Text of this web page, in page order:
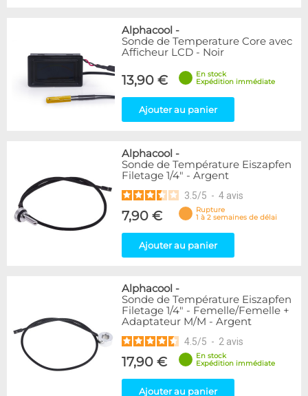
Alphacool -
Sonde de Temperature Core avec
Afficheur LCD - Noir
13,90 €
En stock
Expédition immédiate
Ajouter au panier
Alphacool -
Sonde de Température Eiszapfen
Filetage 1/4" - Argent
3.5/5 - 4 avis
7,90 €
Rupture
1 à 2 semaines de délai
Ajouter au panier
Alphacool -
Sonde de Température Eiszapfen
Filetage 1/4" - Femelle/Femelle +
Adaptateur M/M - Argent
4.5/5 - 2 avis
17,90 €
En stock
Expédition immédiate
Ajouter au panier